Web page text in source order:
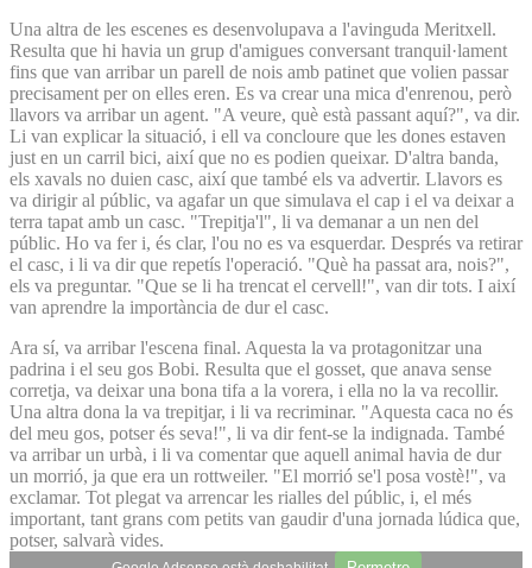
Una altra de les escenes es desenvolupava a l'avinguda Meritxell.
Resulta que hi havia un grup d'amigues conversant tranquil·lament
fins que van arribar un parell de nois amb patinet que volien passar
precisament per on elles eren. Es va crear una mica d'enrenou, però
llavors va arribar un agent. "A veure, què està passant aquí?", va dir.
Li van explicar la situació, i ell va concloure que les dones estaven
just en un carril bici, així que no es podien queixar. D'altra banda,
els xavals no duien casc, així que també els va advertir. Llavors es
va dirigir al públic, va agafar un que simulava el cap i el va deixar a
terra tapat amb un casc. "Trepitja'l", li va demanar a un nen del
públic. Ho va fer i, és clar, l'ou no es va esquerdar. Després va retirar
el casc, i li va dir que repetís l'operació. "Què ha passat ara, nois?",
els va preguntar. "Que se li ha trencat el cervell!", van dir tots. I així
van aprendre la importància de dur el casc.
Ara sí, va arribar l'escena final. Aquesta la va protagonitzar una
padrina i el seu gos Bobi. Resulta que el gosset, que anava sense
corretja, va deixar una bona tifa a la vorera, i ella no la va recollir.
Una altra dona la va trepitjar, i li va recriminar. "Aquesta caca no és
del meu gos, potser és seva!", li va dir fent-se la indignada. També
va arribar un urbà, i li va comentar que aquell animal havia de dur
un morrió, ja que era un rottweiler. "El morrió se'l posa vostè!", va
exclamar. Tot plegat va arrencar les rialles del públic, i, el més
important, tant grans com petits van gaudir d'una jornada lúdica que,
potser, salvarà vides.